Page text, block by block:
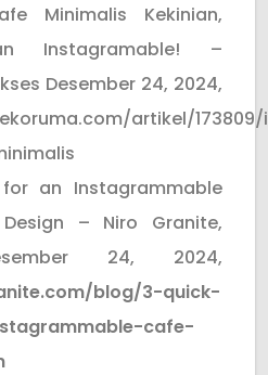
Minimalis Kekinian,
Instagramable! –
Desember 24, 2024,
artikel/
an Instagrammable
– Niro Granite,
24, 2024,
blog/3-quick-
cafe-